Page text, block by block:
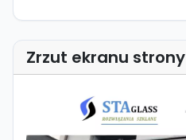
Zrzut ekranu strony